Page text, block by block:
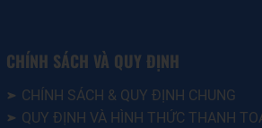
CHÍNH SÁCH VÀ QUY ĐỊNH
CHÍNH SÁCH & QUY ĐỊNH CHUNG
QUY ĐỊNH VÀ HÌNH THỨC THANH